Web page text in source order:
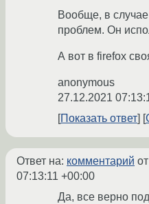
Вообще, в
проблем. Он
А вот в firefox
anonymous
27.12.2021
Показать ответ
Ответ на: комментарий
07:13:11 +00:00
Да, все верно